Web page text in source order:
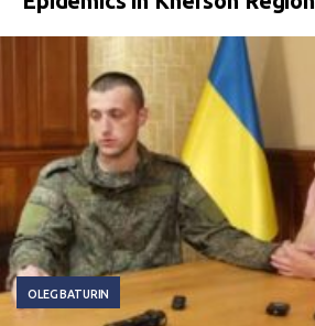
OLEG BATURIN